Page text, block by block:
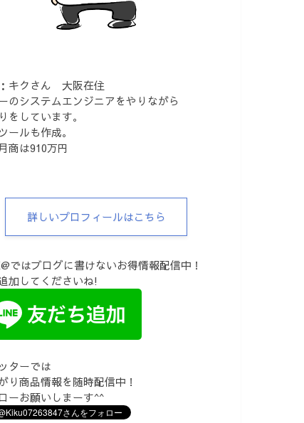
キクさん 大阪在住
のシステムエンジニアをやりながら
をしています。
ールも作成。
商は910万円
詳しいプロフィールはこちら
ではブログに書けないお得情報配信中！
加してくださいね!
ターでは
り商品情報を随時配信中！
ーお願いしまーす^^